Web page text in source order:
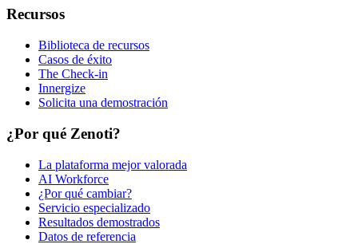
Recursos
Biblioteca de recursos
Casos de éxito
The Check-in
Innergize
Solicita una demostración
¿Por qué Zenoti?
La plataforma mejor valorada
AI Workforce
¿Por qué cambiar?
Servicio especializado
Resultados demostrados
Datos de referencia